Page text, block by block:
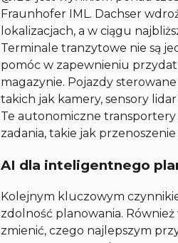
Fraunhofer IML. Dachser
lokalizacjach, a w ciągu
Terminale tranzytowe nie są
pomóc w zapewnieniu
magazynie. Pojazdy
takich jak kamery, sensory
Te autonomiczne
zadania, takie jak
AI dla inteligentnego
Kolejnym kluczowym
zdolność planowania.
zmienić, czego najlepszym